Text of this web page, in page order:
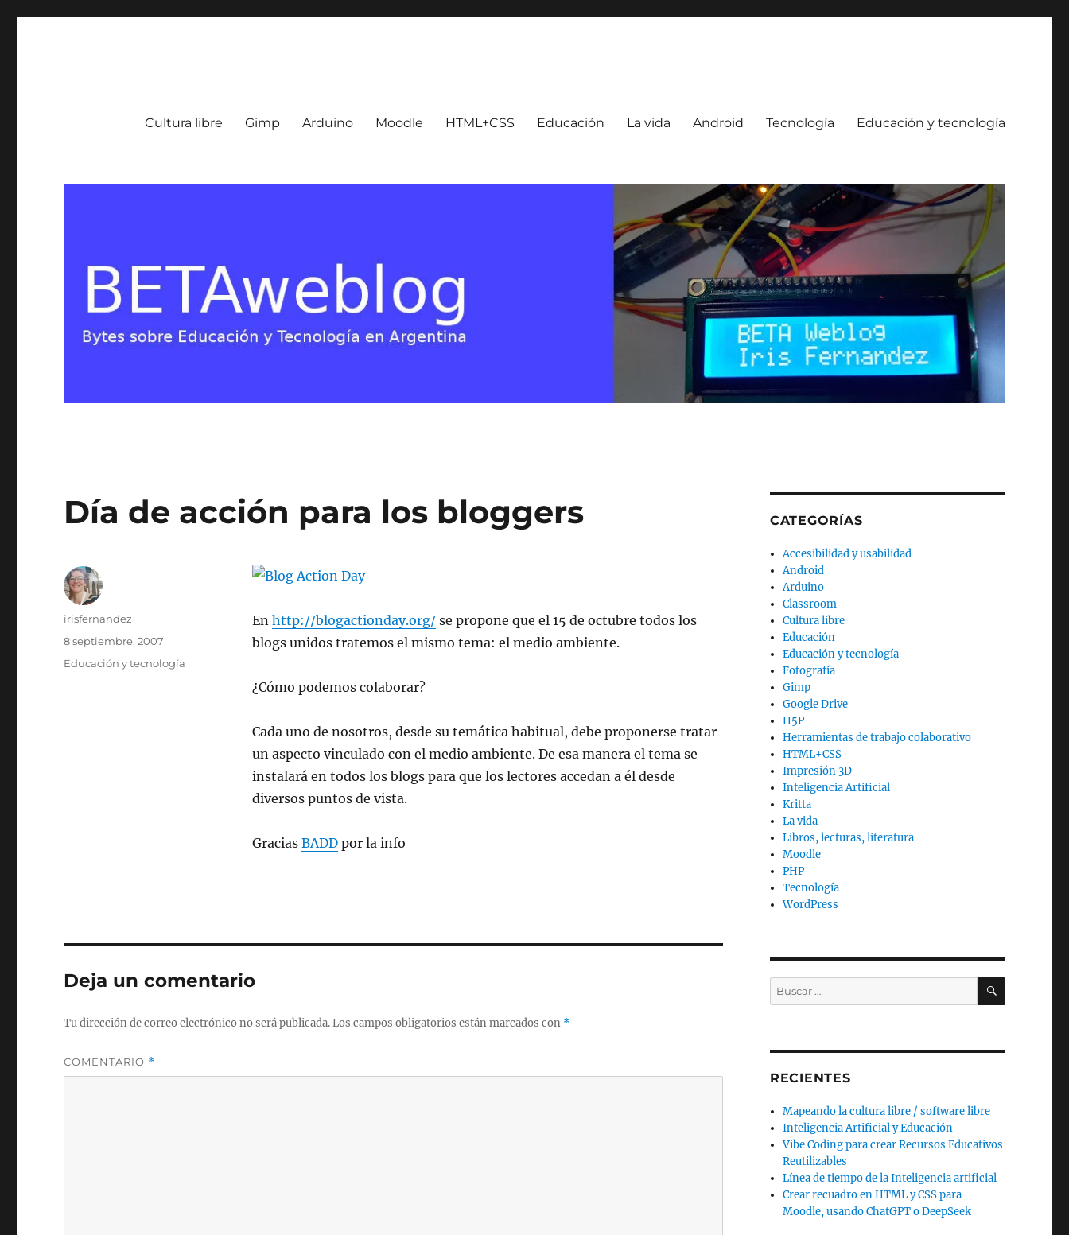
Cultura libre Gimp Arduino Moodle HTML+CSS Educación La vida Android Tecnología Educación y tecnología
Día de acción para los bloggers
En http://blogactionday.org/se propone que el 15 de octubre todos los
blogs unidos tratemos el mismo tema: el medio ambiente.
¿Cómo podemos colaborar?
Cada uno de nosotros, desde su temática habitual, debe proponerse tratar
un aspecto vinculado con el medio ambiente. De esa manera el tema se
instalará en todos los blogs para que los lectores accedan a él desde
diversos puntos de vista.
Gracias BADDpor la info
Autor
irisfernandez
Publicado
8 septiembre, 2007
Categorías
Educación y tecnología
Deja un comentario
Tu dirección de correo electrónico no será publicada.Los campos obligatorios están marcados con *
COMENTARIO *
CATEGORÍAS
Accesibilidad y usabilidad
Android
Arduino
Classroom
Cultura libre
Educación
Educación y tecnología
Fotografía
Gimp
Google Drive
H5P
Herramientas de trabajo colaborativo
HTML+CSS
Impresión 3D
Inteligencia Artificial
Kritta
La vida
Libros, lecturas, literatura
Moodle
PHP
Tecnología
WordPress
Buscar
por:
BUSCAR
RECIENTES
Mapeando la cultura libre / software libre
Inteligencia Artificial y Educación
Vibe Coding para crear Recursos Educativos
Reutilizables
Línea de tiempo de la Inteligencia artificial
Crear recuadro en HTML y CSS para
Moodle, usando ChatGPT o DeepSeek